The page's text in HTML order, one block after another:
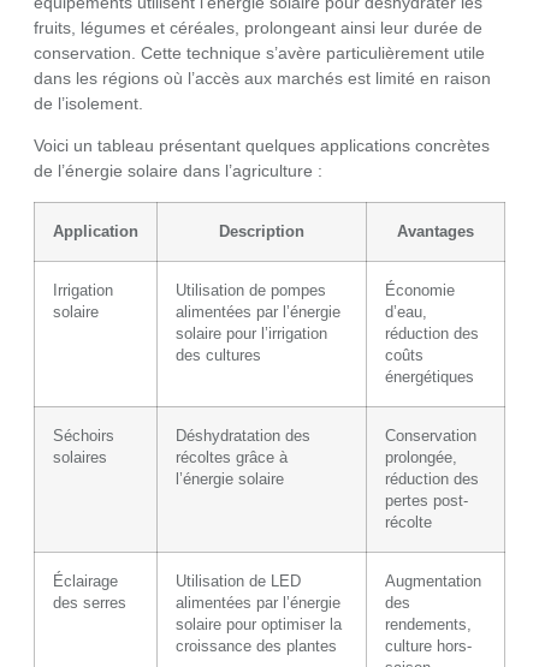
fruits, légumes et céréales, prolongeant ainsi leur durée de
conservation. Cette technique s’avère particulièrement utile
dans les régions où l’accès aux marchés est limité en raison
de l’isolement.
Voici un tableau présentant quelques applications concrètes
de l’énergie solaire dans l’agriculture :
Application Description Avantages
Irrigation
solaire
Utilisation de pompes
alimentées par l’énergie
solaire pour l’irrigation
des cultures
Économie
d’eau,
réduction des
coûts
énergétiques
Séchoirs
solaires
Déshydratation des
récoltes grâce à
l’énergie solaire
Conservation
prolongée,
réduction des
pertes post-
récolte
Éclairage
des serres
Utilisation de LED
alimentées par l’énergie
solaire pour optimiser la
croissance des plantes
Augmentation
des
rendements,
culture hors-